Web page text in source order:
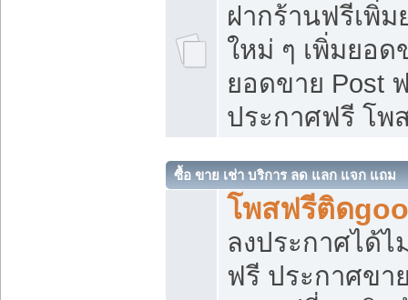
ฝากร้านฟรีเพิ่
ใหม่ ๆ เพิ่มยอด
ยอดขาย Post
ประกาศฟรี โพ
ซื้อ ขาย เช่า บริการ ลด แลก แจก แถม
โพสฟรีติด
ลงประกาศได้
ฟรี ประกาศข